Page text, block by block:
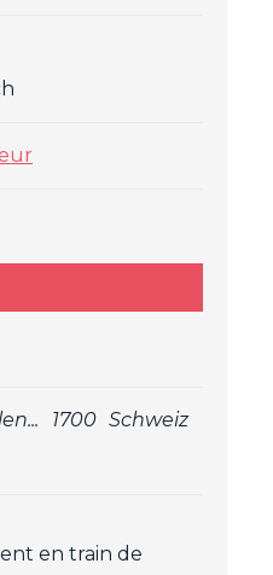
1700 Schweiz
en train de